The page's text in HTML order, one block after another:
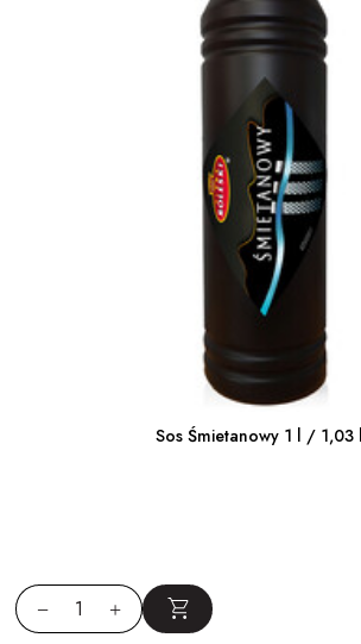
Sos Śmietanowy 1 l / 1,03